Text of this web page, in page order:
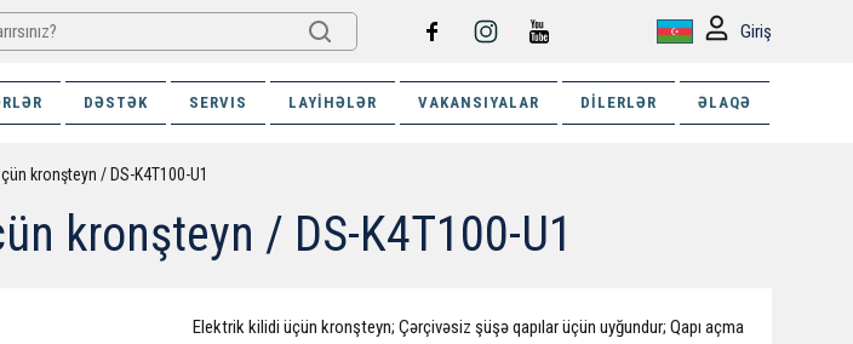
Giriş
DƏSTƏK SERVIS LAYIHƏLƏR VAKANSIYALAR DILERLƏR ƏLAQƏ
kronşteyn / DS-K4T100-U1
kronşteyn / DS-K4T100-U1
Elektrik kilidi üçün kronşteyn; Çərçivəsiz şüşə qapılar üçün uyğundur; Qapı açma